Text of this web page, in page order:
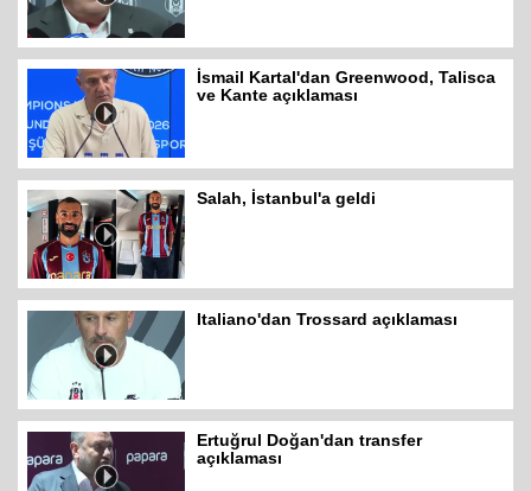
İsmail Kartal'dan Greenwood, Talisca
ve Kante açıklaması
Salah, İstanbul'a geldi
Italiano'dan Trossard açıklaması
Ertuğrul Doğan'dan transfer
açıklaması